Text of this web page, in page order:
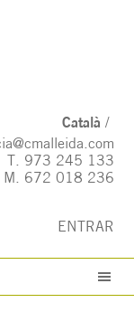
Català
T. 973 245 133
M. 672 018 236
ENTRAR